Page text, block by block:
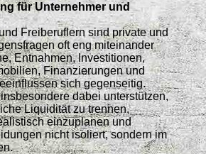
für Unternehmer und
Freiberuflern sind private und
oft eng miteinander
Entnahmen, Investitionen,
Finanzierungen und
sich gegenseitig.
dabei unterstützen,
Liquidität zu trennen,
einzuplanen und
nicht isoliert, sondern im